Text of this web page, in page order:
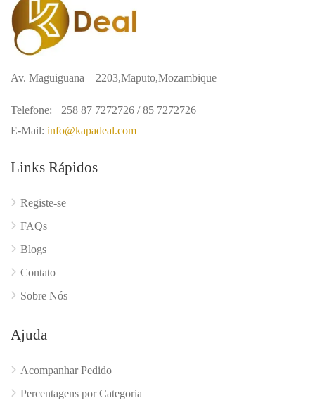
Av. Maguiguana – 2203,Maputo,Mozambique
Telefone: +258 87 7272726 / 85 7272726
E-Mail: info@kapadeal.com
Links Rápidos
Registe-se
FAQs
Blogs
Contato
Sobre Nós
Ajuda
Acompanhar Pedido
Percentagens por Categoria